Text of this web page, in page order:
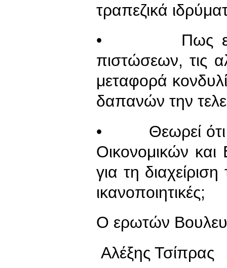
τραπεζικά
• Πως
πιστώσεων, τις
μεταφορά
δαπανών την
• Θεωρεί ότι
Οικονομικών και
για τη
ικανοποιητικές;
Ο ερωτών
Αλέξης Τσίπρας